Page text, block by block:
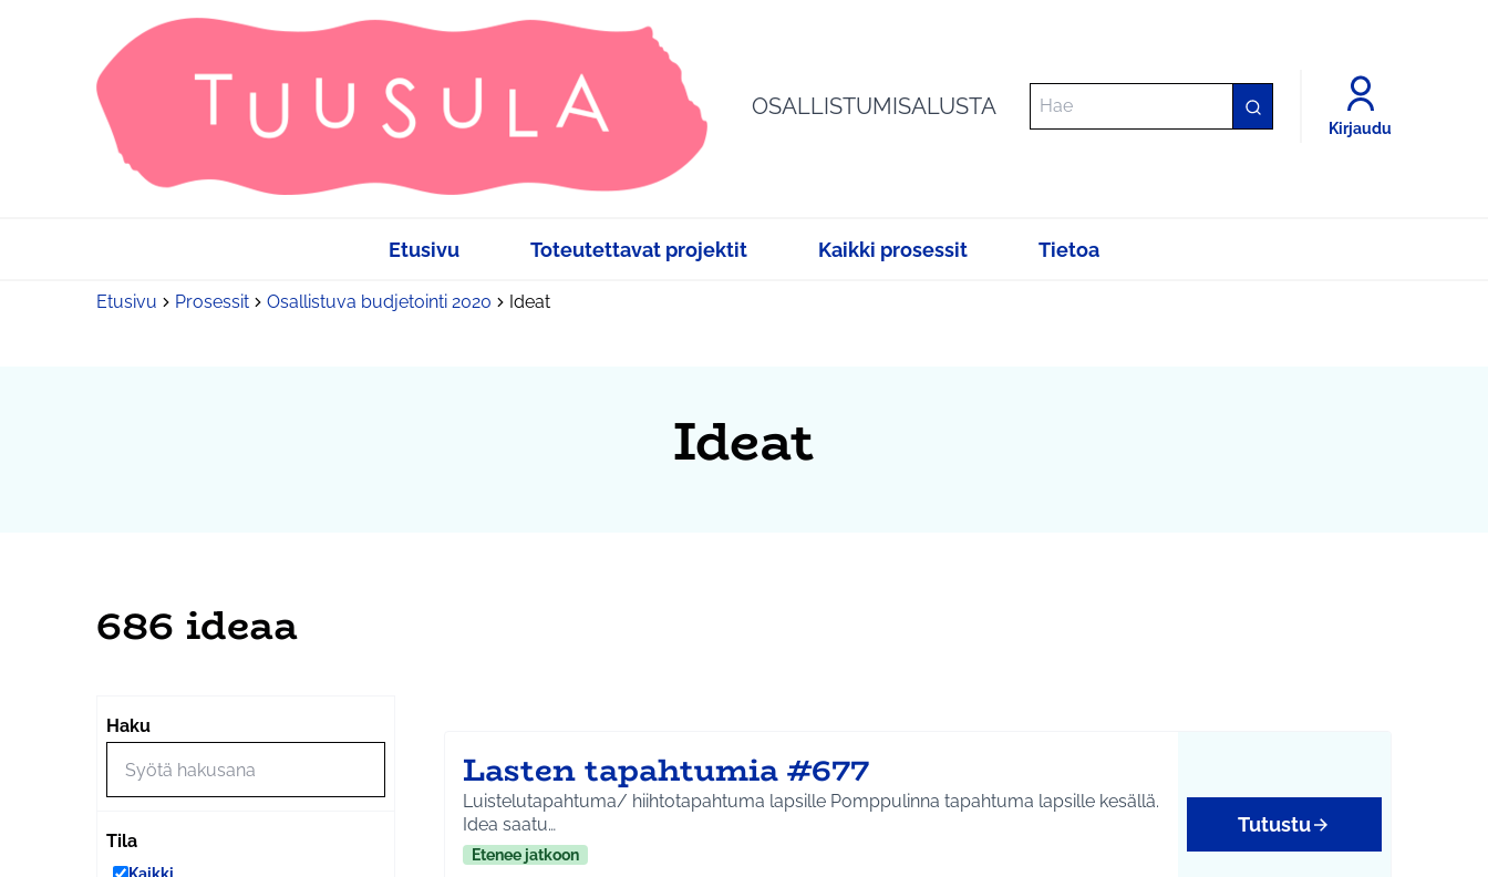
OSALLISTUMISALUSTA
Kirjaudu
Etusivu Toteutettavat projektit Kaikki prosessit Tietoa
Etusivu Prosessit Osallistuva budjetointi 2020 Ideat
Ideat
686 ideaa
Haku
Tila
−
Lasten tapahtumia #677
Luistelutapahtuma/ hiihtotapahtuma lapsille Pomppulinna tapahtuma lapsille kesällä.
Idea saatu…
Etenee jatkoon
Tutustu